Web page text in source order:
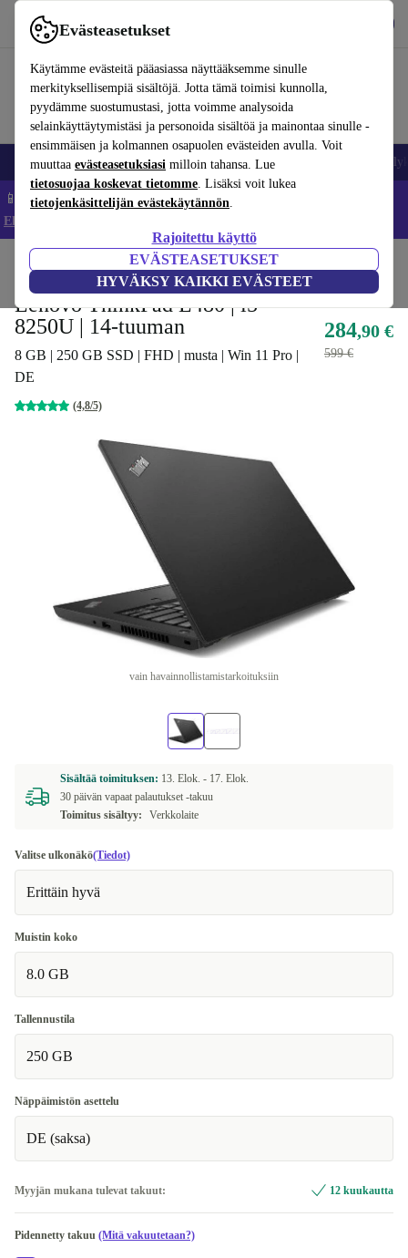
Evästeasetukset
Käytämme evästeitä pääasiassa näyttääksemme sinulle
merkityksellisempiä sisältöjä. Jotta tämä toimisi kunnolla,
pyydämme suostumustasi, jotta voimme analysoida
selainkäyttäytymistäsi ja personoida sisältöä ja mainontaa sinulle -
ensimmäisen ja kolmannen osapuolen evästeiden avulla. Voit
muuttaa evästeasetuksiasi milloin tahansa. Lue
tietosuojaa koskevat tietomme. Lisäksi voit lukea
tietojenkäsittelijän evästekäytännön.
Rajoitettu käyttö
EVÄSTEASETUKSET
HYVÄKSY KAIKKI EVÄSTEET
Käytä refurbed-palvelua nopeasti ja helposti
Matkapuhelimet ja älypuhelimet Kannettavat tietokoneet
📱 Säästä 5 % LISÄÄ iPhoneista – Koodi: IPHONEDEAL –
Ehdot ja säännöt
Kannettavat tietokoneet Lenovon kannettavat tietokoneet
Lenovo ThinkPad L480 | i5-
8250U | 14-tuuman
8 GB | 250 GB SSD | FHD | musta | Win 11 Pro |
DE
(4,8/5)
284,90 €
599 €
vain havainnollistamistarkoituksiin
Sisältää toimituksen: 13. Elok. - 17. Elok.
30 päivän vapaat palautukset -takuu
Toimitus sisältyy:
Verkkolaite
Valitse ulkonäkö(Tiedot)
Erittäin hyvä
Muistin koko
8.0 GB
Tallennustila
250 GB
Näppäimistön asettelu
DE (saksa)
Myyjän mukana tulevat takuut: 12 kuukautta
Pidennetty takuu (Mitä vakuutetaan?)